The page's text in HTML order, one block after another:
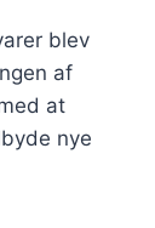
blev
af
at
nye